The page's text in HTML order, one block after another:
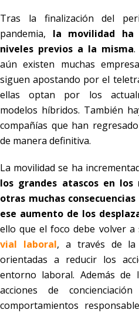
Tras la finalización del
pandemia, la movilidad
niveles previos a la misma.
aún existen muchas
siguen apostando por el
ellas optan por los
modelos híbridos. También
compañías que han
de manera definitiva.
La movilidad se ha
los grandes atascos en los
otras muchas
ese aumento de los
ello que el foco debe volver a
vial laboral, a través de la
orientadas a reducir los
entorno laboral. Además de
acciones de
comportamientos